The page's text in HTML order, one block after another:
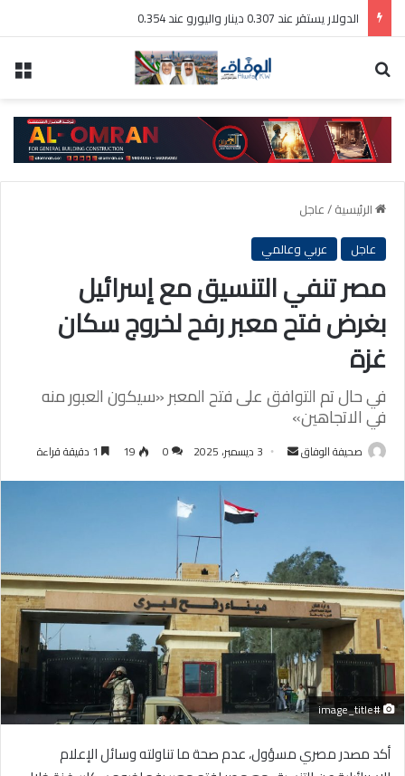
الدولار يستقر عند 0.307 دينار واليورو عند 0.354
الرئيسية/عاجل
عاجل
عربي وعالمي
مصر تنفي التنسيق مع إسرائيل
بغرض فتح معبر رفح لخروج سكان
غزة
في حال تم التوافق على فتح المعبر «سيكون العبور منه
في الاتجاهين»
صحيفة الوفاق
أرسل 3 ديسمبر، 2025 0
19
#image_title
أكد مصدر مصري مسؤول، عدم صحة ما تناولته وسائل الإعلام